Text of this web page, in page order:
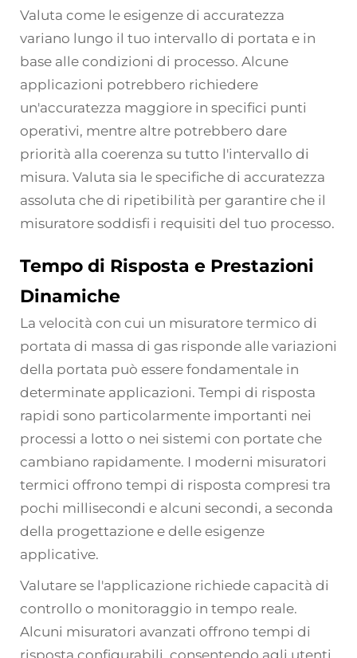
Valuta come le esigenze di accuratezza
variano lungo il tuo intervallo di portata e in
base alle condizioni di processo. Alcune
applicazioni potrebbero richiedere
un'accuratezza maggiore in specifici punti
operativi, mentre altre potrebbero dare
priorità alla coerenza su tutto l'intervallo di
misura. Valuta sia le specifiche di accuratezza
assoluta che di ripetibilità per garantire che il
misuratore soddisfi i requisiti del tuo processo.
Tempo di Risposta e Prestazioni
Dinamiche
La velocità con cui un misuratore termico di
portata di massa di gas risponde alle variazioni
della portata può essere fondamentale in
determinate applicazioni. Tempi di risposta
rapidi sono particolarmente importanti nei
processi a lotto o nei sistemi con portate che
cambiano rapidamente. I moderni misuratori
termici offrono tempi di risposta compresi tra
pochi millisecondi e alcuni secondi, a seconda
della progettazione e delle esigenze
applicative.
Valutare se l'applicazione richiede capacità di
controllo o monitoraggio in tempo reale.
Alcuni misuratori avanzati offrono tempi di
risposta configurabili, consentendo agli utenti